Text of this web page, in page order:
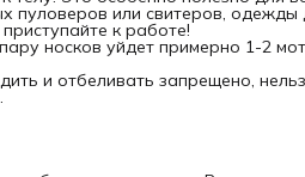
пуловеров или свитеров, одежды
к работе!
носков уйдет примерно 1-2
и отбеливать запрещено,